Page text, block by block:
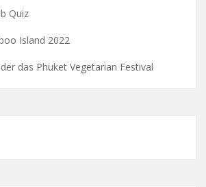
Quiz
Island 2022
das Phuket Vegetarian Festival